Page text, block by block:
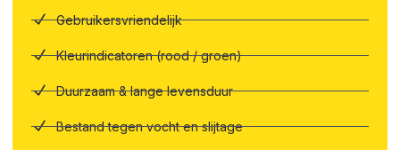
Gebruikersvriendelijk
Kleurindicatoren (rood / groen)
Duurzaam & lange levensduur
Bestand tegen vocht en slijtage